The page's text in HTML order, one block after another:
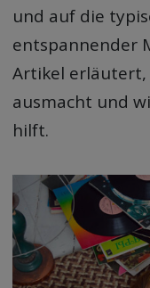
und auf die
entspannender
Artikel erläutert,
ausmacht und
hilft.